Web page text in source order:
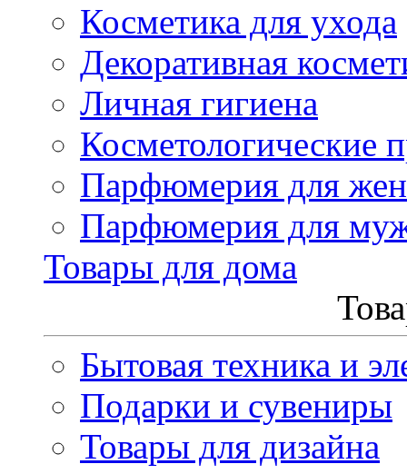
Косметика для ухода
Декоративная
Личная гигиена
Косметологические
Парфюмерия для
Парфюмерия для
Товары для дома
Бытовая техника и
Подарки и сувениры
Товары для дизайна